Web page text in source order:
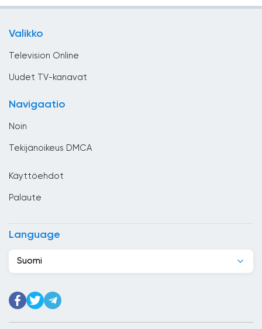
El Salvador
Georgia
Valikko
Television Online
Uudet TV-kanavat
Navigaatio
Noin
Tekijänoikeus DMCA
Käyttöehdot
Palaute
Language
Suomi